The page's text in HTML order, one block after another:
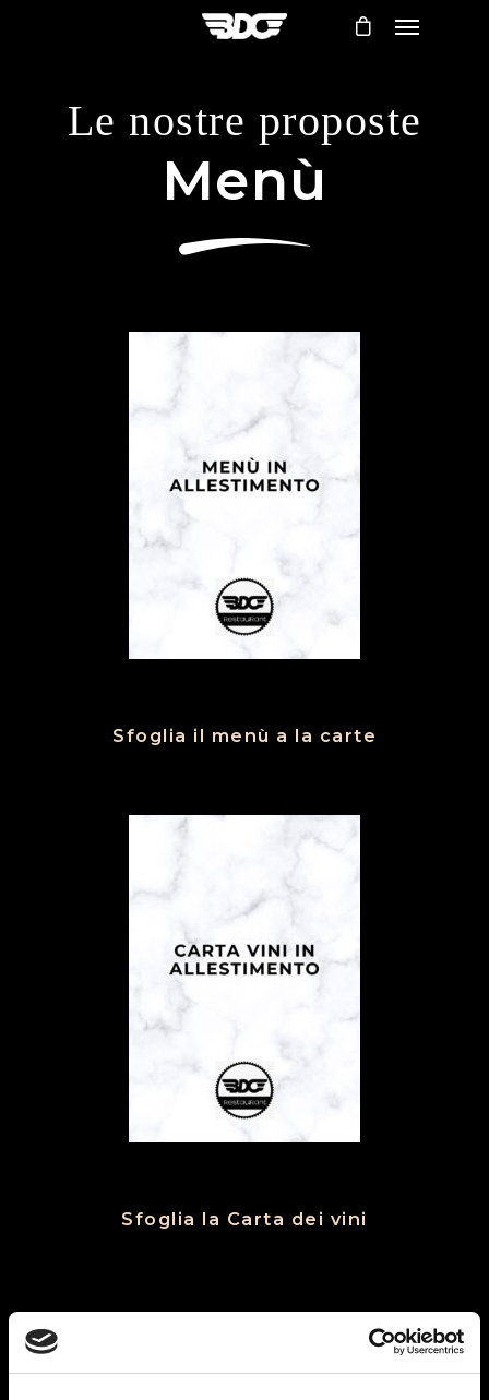
Le nostre proposte
Menù
Sfoglia il menù a la carte
Sfoglia la Carta dei vini
MENÙ BUSINESS